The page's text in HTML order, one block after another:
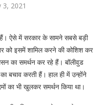
3, 2021
हैं। ऐसे में सरकार के सामने सबसे बड़ी
को इसमें शामिल करने की कोशिश कर
का समर्थन कर रहे हैं। बॉलीवुड
बचाव करती हैं। हाल ही में उन्होंने
का भी खुलकर समर्थन किया था।